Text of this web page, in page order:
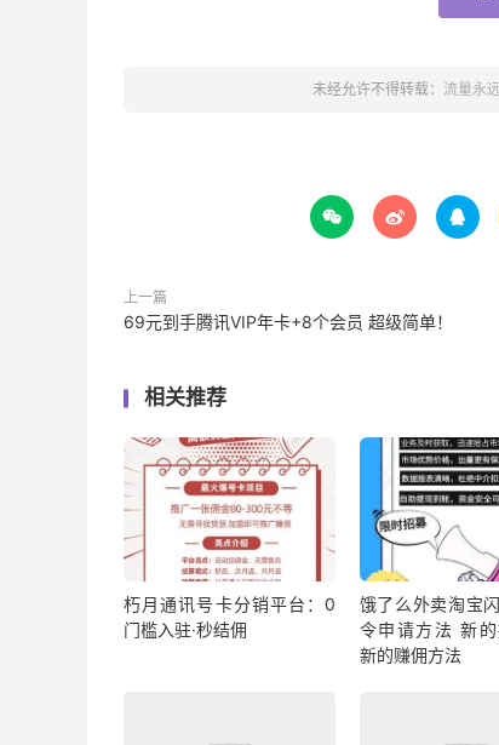
未经允许不得转载： 流量永远
  
上一篇
69元到手腾讯VIP年卡+8个会员 超级简单！
相关推荐
朽月通讯号卡分销平台：0
门槛入驻·秒结佣
饿了么外卖淘宝
令申请方法 新
新的赚佣方法